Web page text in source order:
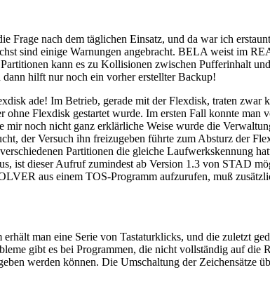
nach dem täglichen Einsatz, und da war ich
sind einige Warnungen angebracht. BELA weist im
kann es zu Kollisionen zwischen Pufferinhalt
hilft nur noch ein vorher erstellter Backup!
ade! Im Betrieb, gerade mit der Flexdisk, traten zwar
ohne Flexdisk gestartet wurde. Im ersten Fall konnte
noch nicht ganz erklärliche Weise wurde die
der Versuch ihn freizugeben führte zum Absturz der
Partitionen die gleiche Laufwerkskennung
ist dieser Aufruf zumindest ab Version 1.3 von STAD
aus einem TOS-Programm aufzurufen, muß
man eine Serie von Tastaturklicks, und die zuletzt
gibt es bei Programmen, die nicht vollständig auf
werden können. Die Umschaltung der Zeichensätze